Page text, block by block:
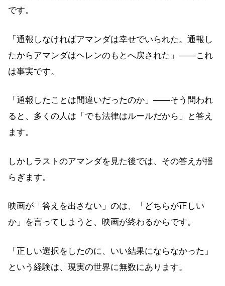
です。
「通報しなければアマンダは幸せでいられた。通報し
たからアマンダはヘレンのもとへ戻された」——これ
は事実です。
「通報したことは間違いだったのか」——そう問われ
ると、多くの人は「でも法律はルールだから」と答え
ます。
しかしラストのアマンダを見た後では、その答えが揺
らぎます。
映画が「答えを出さない」のは、「どちらが正しい
か」を言ってしまうと、映画が終わるからです。
「正しい選択をしたのに、いい結果にならなかった」
という経験は、現実の世界に無数にあります。